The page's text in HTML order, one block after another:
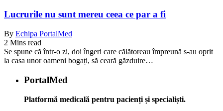
Lucrurile nu sunt mereu ceea ce par a fi
By Echipa PortalMed
2 Mins read
Se spune că într-o zi, doi îngeri care călătoreau împreună s-au oprit
la casa unor oameni bogați, să ceară găzduire…
PortalMed
Platformă medicală pentru pacienți și specialiști.